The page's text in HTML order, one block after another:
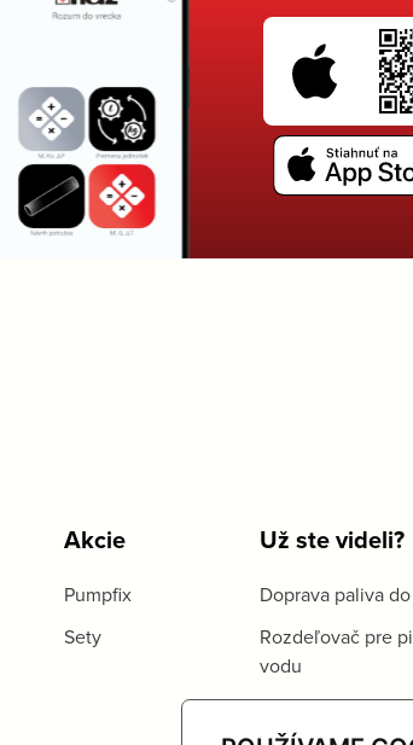
Akcie
Pumpfix
Sety
Už ste videli?
Doprava paliva
Rozdeľovač pre
vodu